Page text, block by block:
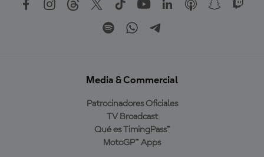
Media & Commercial
Patrocinadores Oficiales
TV Broadcast
Qué es TimingPass™
MotoGP™ Apps